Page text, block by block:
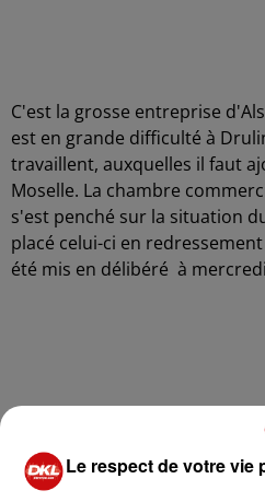
C'est la grosse entreprise
est en grande difficulté à
travaillent, auxquelles il faut
Moselle. La chambre
s'est penché sur la situation
placé celui-ci en
été mis en délibéré à
Le respect de votre vie